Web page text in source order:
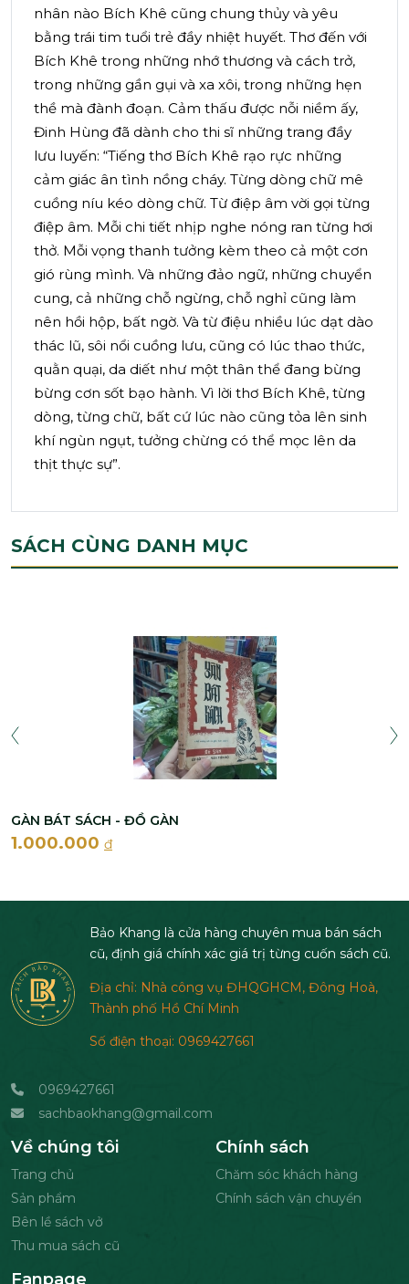
nhân nào Bích Khê cũng chung thủy và yêu
bằng trái tim tuổi trẻ đầy nhiệt huyết. Thơ đến với
Bích Khê trong những nhớ thương và cách trở,
trong những gần gụi và xa xôi, trong những hẹn
thề mà đành đoạn. Cảm thấu được nỗi niềm ấy,
Đinh Hùng đã dành cho thi sĩ những trang đầy
lưu luyến: “Tiếng thơ Bích Khê rạo rực những
cảm giác ân tình nồng cháy. Từng dòng chữ mê
cuồng níu kéo dòng chữ. Từ điệp âm vời gọi từng
điệp âm. Mỗi chi tiết nhịp nghe nóng ran từng hơi
thở. Mỗi vọng thanh tưởng kèm theo cả một cơn
gió rùng mình. Và những đảo ngữ, những chuyển
cung, cả những chỗ ngừng, chỗ nghỉ cũng làm
nên hồi hộp, bất ngờ. Và từ điệu nhiều lúc dạt dào
thác lũ, sôi nổi cuồng lưu, cũng có lúc thao thức,
quằn quại, da diết như một thân thể đang bừng
bừng cơn sốt bạo hành. Vì lời thơ Bích Khê, từng
dòng, từng chữ, bất cứ lúc nào cũng tỏa lên sinh
khí ngùn ngụt, tưởng chừng có thể mọc lên da
thịt thực sự”.
SÁCH CÙNG DANH MỤC
GÀN BÁT SÁCH - ĐỒ GÀN
1.000.000 đ
Bảo Khang là cửa hàng chuyên mua bán sách
cũ, định giá chính xác giá trị từng cuốn sách cũ.
Địa chỉ: Nhà công vụ ĐHQGHCM, Đông Hoà,
Thành phố Hồ Chí Minh
Số điện thoại: 0969427661
0969427661
sachbaokhang@gmail.com
Về chúng tôi
Trang chủ
Sản phẩm
Bên lề sách vở
Thu mua sách cũ
Chính sách
Chăm sóc khách hàng
Chính sách vận chuyển
Fanpage